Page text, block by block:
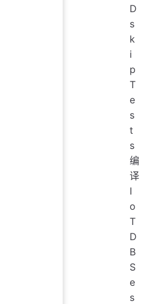
D
s
k
i
p
T
e
s
t
s
编
译
I
o
T
D
B
S
e
s